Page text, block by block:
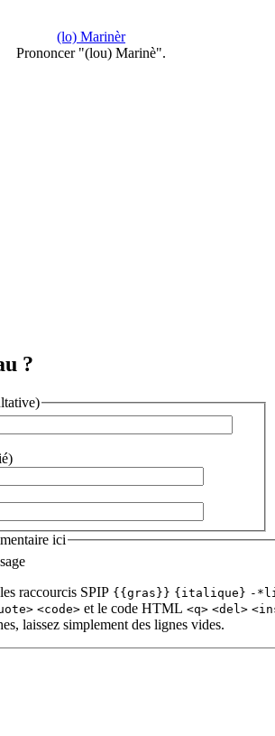
(lo) Marinèr
Prononcer "(lou) Marinè".
?
ici
raccourcis SPIP {{gras}} {italique} -
<code> et le code HTML <q> <del>
laissez simplement des lignes vides.